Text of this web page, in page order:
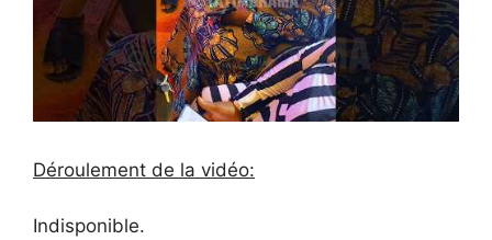
Déroulement de la vidéo:
Indisponible.